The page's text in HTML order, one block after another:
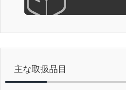
主な取扱品目